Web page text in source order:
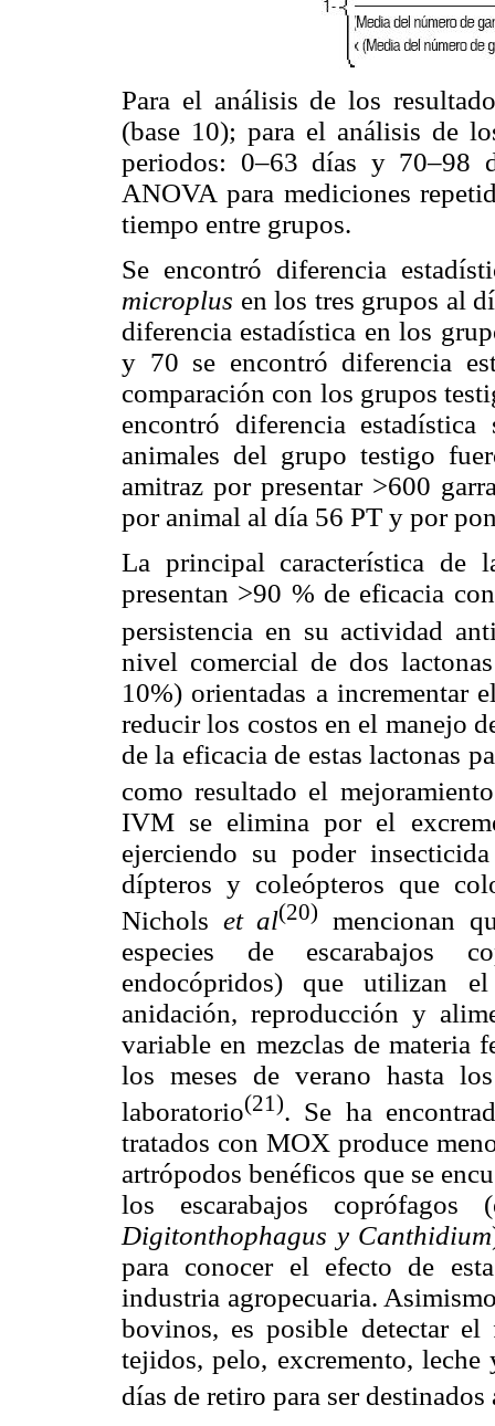
Para el análisis de los
(base 10); para el análisis de
periodos: 0–63 días y 70–98
ANOVA para mediciones
tiempo entre grupos.
Se encontró diferencia
microplus en los tres grupos al
diferencia estadística en los
y 70 se encontró diferencia
comparación con los grupos
encontró diferencia
animales del grupo testigo
amitraz por presentar >600
por animal al día 56 PT y por
La principal característica de
presentan >90 % de eficacia
persistencia en su actividad
nivel comercial de dos
10%) orientadas a incrementar
reducir los costos en el manejo
de la eficacia de estas lactonas
como resultado el
IVM se elimina por el
ejerciendo su poder
dípteros y coleópteros que
Nichols et al(20)
mencionan
especies de escarabajos
endocópridos) que utilizan
anidación, reproducción y
variable en mezclas de materia
los meses de verano hasta
laboratorio(21). Se ha
tratados con MOX produce
artrópodos benéficos que se
los escarabajos coprófagos
Digitonthophagus y Canthidium
para conocer el efecto de
industria agropecuaria.
bovinos, es posible detectar
tejidos, pelo, excremento,
días de retiro para ser